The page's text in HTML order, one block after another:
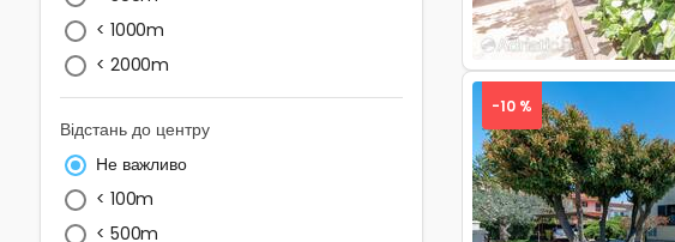
< 1000m
< 2000m
Відстань до центру
Не важливо
< 100m
< 500m
-10 %